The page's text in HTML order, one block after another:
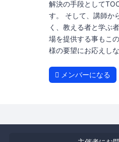
解決の手段として
す。 そして、講師か
く、教える者と学ぶ
場を提供する事もこ
様の要望にお応えし
メンバーになる